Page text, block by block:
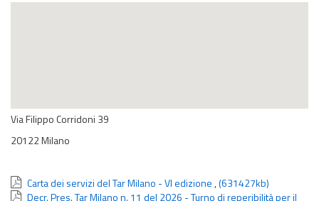
Via Filippo Corridoni 39
20122 Milano
Carta dei servizi del Tar Milano - VI edizione ,(631427kb)
Decr. Pres. Tar Milano n. 11 del 2026 - Turno di reperibilità per il